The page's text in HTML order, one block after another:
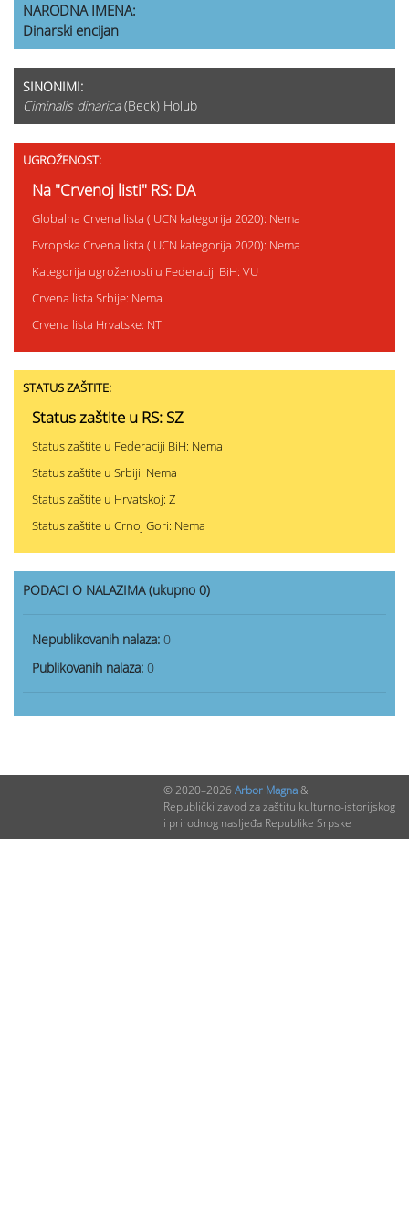
NARODNA IMENA:
Dinarski encijan
SINONIMI:
Ciminalis dinarica(Beck) Holub
UGROŽENOST:
Na "Crvenoj listi" RS: DA
Globalna Crvena lista (IUCN kategorija 2020): Nema
Evropska Crvena lista (IUCN kategorija 2020): Nema
Kategorija ugroženosti u Federaciji BiH: VU
Crvena lista Srbije: Nema
Crvena lista Hrvatske: NT
STATUS ZAŠTITE:
Status zaštite u RS: SZ
Status zaštite u Federaciji BiH: Nema
Status zaštite u Srbiji: Nema
Status zaštite u Hrvatskoj: Z
Status zaštite u Crnoj Gori: Nema
PODACI O NALAZIMA (ukupno 0)
Nepublikovanih nalaza: 0
Publikovanih nalaza: 0
© 2020–2026 Arbor Magna&
Republički zavod za zaštitu kulturno-istorijskog
i prirodnog nasljeđa Republike Srpske